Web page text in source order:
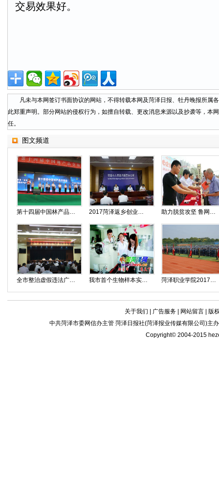
交易效果好。
凡未与本网签订书面协议的网站，不得转载本网及菏泽日报、牡丹晚报所属
此郑重声明。部分网站的侵权行为，如擅自转载、更改消息来源以及抄袭等，本
任。
图文频道
第十四届中国林产品交易开幕仪式隆重举行 2017菏泽返乡创业大会新闻发布会召开 助力脱贫攻坚 鲁网系列扶贫曹州行活动启动
全市整治虚假违法广告工作会议召开 我市首个生物样本实验室即将投入使用 菏泽职业学院2017级新生开学典礼暨军训动员大会隆重举行
关于我们 广告服务| 网站留言| 版
中共菏泽市委网信办主管 菏泽日报社(菏泽报业传媒有限公司)主
Copyright© 2004-2015